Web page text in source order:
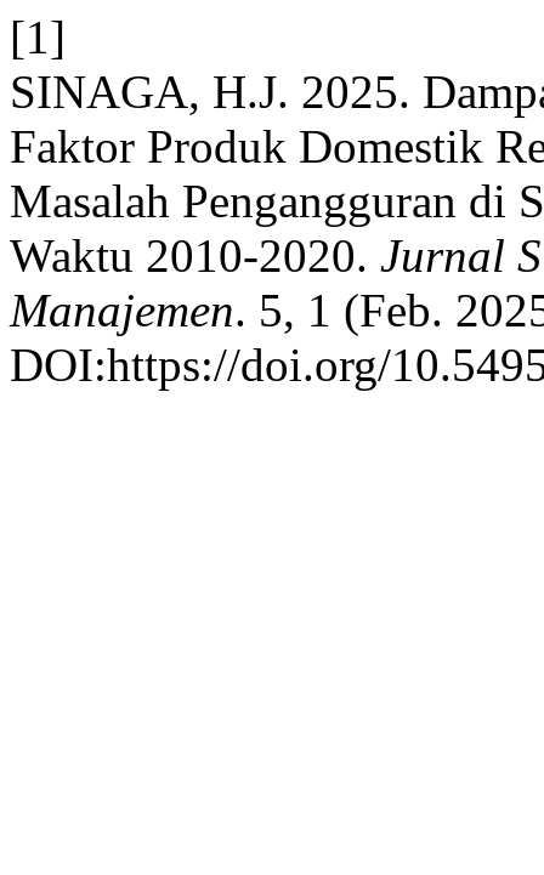
[1]
SINAGA, H.J. 2025.
Faktor Produk Domestik
Masalah Pengangguran di
Waktu 2010-2020. Jurnal
Manajemen. 5, 1 (Feb.
DOI:https://doi.org/